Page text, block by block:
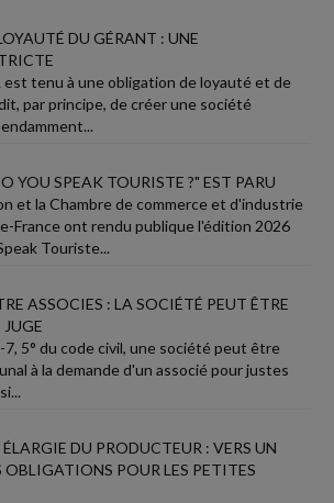
DU GÉRANT : UNE
est tenu à une obligation de loyauté et de
par principe, de créer une société
YOU SPEAK TOURISTE ?" EST PARU
et la Chambre de commerce et d'industrie
France ont rendu publique l'édition 2026
Touriste...
ASSOCIES : LA SOCIÉTÉ PEUT ÊTRE
5° du code civil, une société peut être
à la demande d'un associé pour justes
DU PRODUCTEUR : VERS UN
OBLIGATIONS POUR LES PETITES